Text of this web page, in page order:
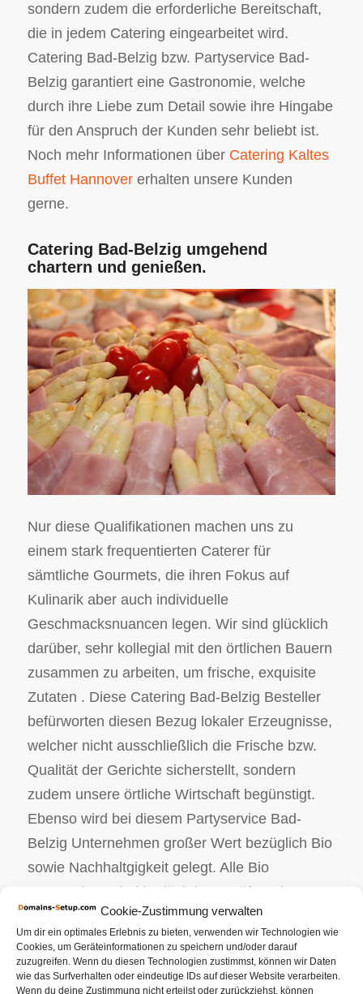
Cookie-Zustimmung verwalten
Um dir ein optimales Erlebnis zu bieten, verwenden wir Technologien wie
Cookies, um Geräteinformationen zu speichern und/oder darauf
zuzugreifen. Wenn du diesen Technologien zustimmst, können wir Daten
wie das Surfverhalten oder eindeutige IDs auf dieser Website verarbeiten.
Wenn du deine Zustimmung nicht erteilst oder zurückziehst, können
sondern zudem die erforderliche Bereitschaft,
die in jedem Catering eingearbeitet wird.
Catering Bad-Belzig bzw. Partyservice Bad-
Belzig garantiert eine Gastronomie, welche
durch ihre Liebe zum Detail sowie ihre Hingabe
für den Anspruch der Kunden sehr beliebt ist.
Noch mehr Informationen über Catering Kaltes
Buffet Hannovererhalten unsere Kunden
gerne.
Catering Bad-Belzig umgehend
chartern und genießen.
Nur diese Qualifikationen machen uns zu
einem stark frequentierten Caterer für
sämtliche Gourmets, die ihren Fokus auf
Kulinarik aber auch individuelle
Geschmacksnuancen legen. Wir sind glücklich
darüber, sehr kollegial mit den örtlichen Bauern
zusammen zu arbeiten, um frische, exquisite
Zutaten . Diese Catering Bad-Belzig Besteller
befürworten diesen Bezug lokaler Erzeugnisse,
welcher nicht ausschließlich die Frische bzw.
Qualität der Gerichte sicherstellt, sondern
zudem unsere örtliche Wirtschaft begünstigt.
Ebenso wird bei diesem Partyservice Bad-
Belzig Unternehmen großer Wert bezüglich Bio
sowie Nachhaltgigkeit gelegt. Alle Bio
Erzeugnisse sind bedächtig geprüft und
stammen von linientreuen Bauern. Wir als Ihr
Catering Service arrangieren Ihr persönliches
Geschehnis. Ungeachtet dessen, ob es sich
um Ihr Weihnachtscatering bzw. einen